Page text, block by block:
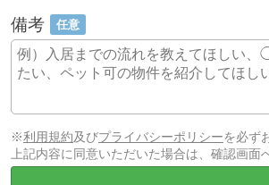
備考 任意
※利用規約及びプライバシーポリシーを必ず
上記内容に同意いただいた場合は、確認画面